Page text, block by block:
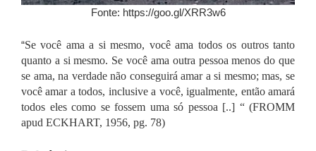
Fonte: https://goo.gl/XRR3w6
“Se você ama a si mesmo, você ama todos os outros tanto
quanto a si mesmo. Se você ama outra pessoa menos do que
se ama, na verdade não conseguirá amar a si mesmo; mas, se
você amar a todos, inclusive a você, igualmente, então amará
todos eles como se fossem uma só pessoa [..] “ (FROMM
apud ECKHART, 1956, pg. 78)